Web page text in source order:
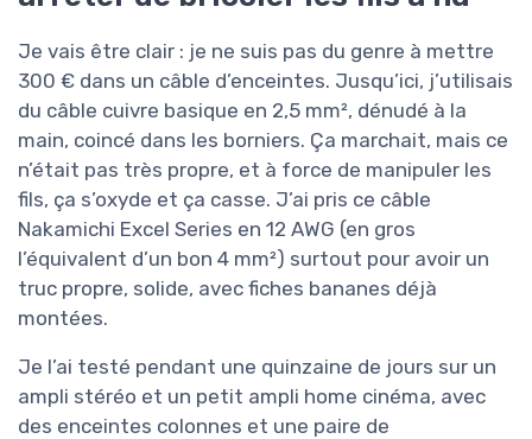
Je vais être clair : je ne suis pas du genre à mettre
300 € dans un câble d’enceintes. Jusqu’ici, j’utilisais
du câble cuivre basique en 2,5 mm², dénudé à la
main, coincé dans les borniers. Ça marchait, mais ce
n’était pas très propre, et à force de manipuler les
fils, ça s’oxyde et ça casse. J’ai pris ce câble
Nakamichi Excel Series en 12 AWG (en gros
l’équivalent d’un bon 4 mm²) surtout pour avoir un
truc propre, solide, avec fiches bananes déjà
montées.
Je l’ai testé pendant une quinzaine de jours sur un
ampli stéréo et un petit ampli home cinéma, avec
des enceintes colonnes et une paire de